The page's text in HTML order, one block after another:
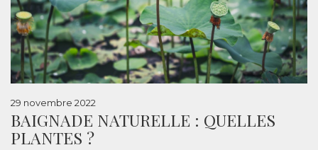
29 novembre 2022
BAIGNADE NATURELLE : QUELLES
PLANTES ?